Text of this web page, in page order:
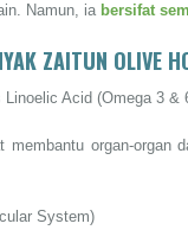
Namun, ia bersifat
ZAITUN OLIVE
Acid (Omega 3
organ-organ
System)